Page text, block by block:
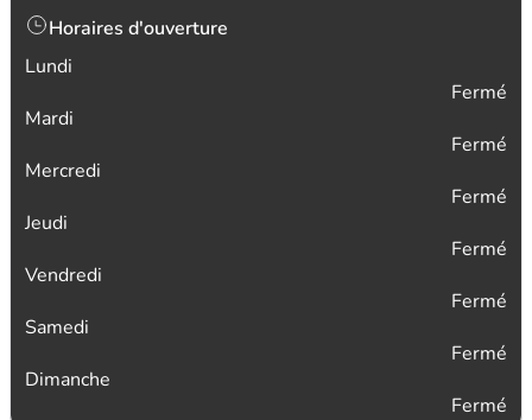
Horaires d'ouverture
Lundi
Fermé
Mardi
Fermé
Mercredi
Fermé
Jeudi
Fermé
Vendredi
Fermé
Samedi
Fermé
Dimanche
Fermé